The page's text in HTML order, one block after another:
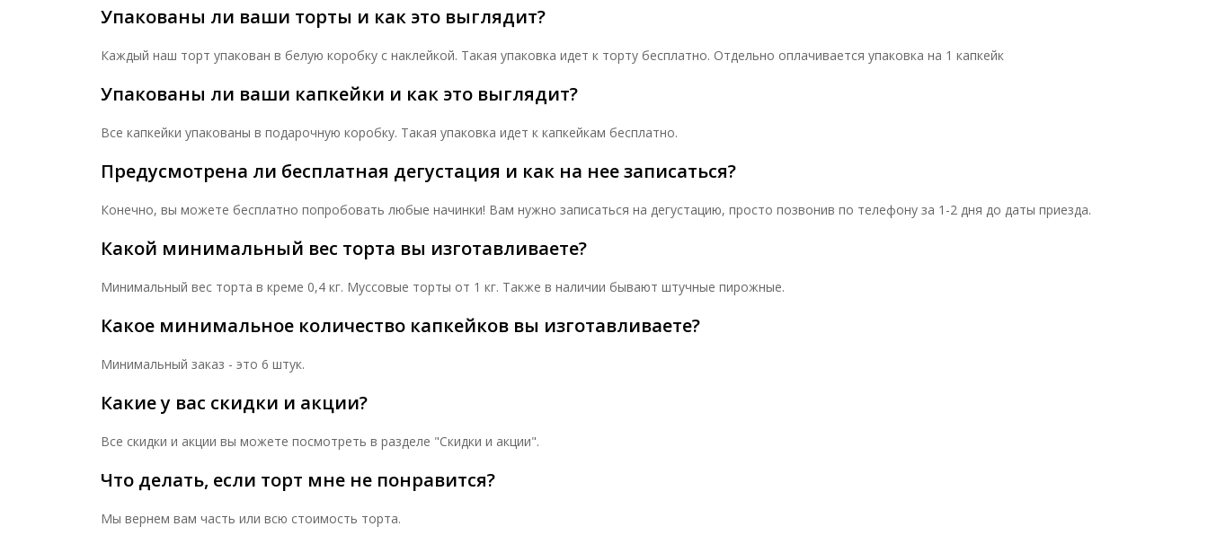
Упакованы ли ваши торты и как это выглядит?
Каждый наш торт упакован в белую коробку с наклейкой. Такая упаковка идет к торту бесплатно. Отдельно оплачивается упаковка на 1 капкейк
Упакованы ли ваши капкейки и как это выглядит?
Все капкейки упакованы в подарочную коробку. Такая упаковка идет к капкейкам бесплатно.
Предусмотрена ли бесплатная дегустация и как на нее записаться?
Конечно, вы можете бесплатно попробовать любые начинки! Вам нужно записаться на дегустацию, просто позвонив по телефону за 1-2 дня до даты приезда.
Какой минимальный вес торта вы изготавливаете?
Минимальный вес торта в креме 0,4 кг. Муссовые торты от 1 кг. Также в наличии бывают штучные пирожные.
Какое минимальное количество капкейков вы изготавливаете?
Минимальный заказ - это 6 штук.
Какие у вас скидки и акции?
Все скидки и акции вы можете посмотреть в разделе "Скидки и акции".
Что делать, если торт мне не понравится?
Мы вернем вам часть или всю стоимость торта.